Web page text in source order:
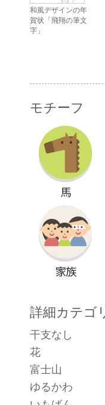
和風デザインの年
賀状「飛翔の筆文
字」
モチーフ
詳細カテゴ
干支なし
花
富士山
ゆるかわ